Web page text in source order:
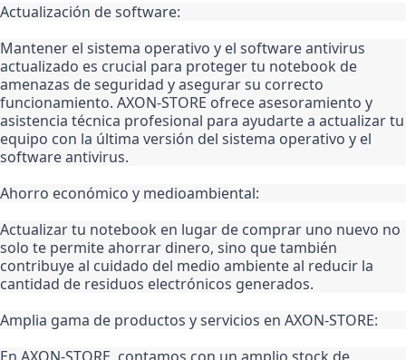
Actualización de software:
Mantener el sistema operativo y el software antivirus
actualizado es crucial para proteger tu notebook de
amenazas de seguridad y asegurar su correcto
funcionamiento. AXON-STORE ofrece asesoramiento y
asistencia técnica profesional para ayudarte a actualizar tu
equipo con la última versión del sistema operativo y el
software antivirus.
Ahorro económico y medioambiental:
Actualizar tu notebook en lugar de comprar uno nuevo no
solo te permite ahorrar dinero, sino que también
contribuye al cuidado del medio ambiente al reducir la
cantidad de residuos electrónicos generados.
Amplia gama de productos y servicios en AXON-STORE: